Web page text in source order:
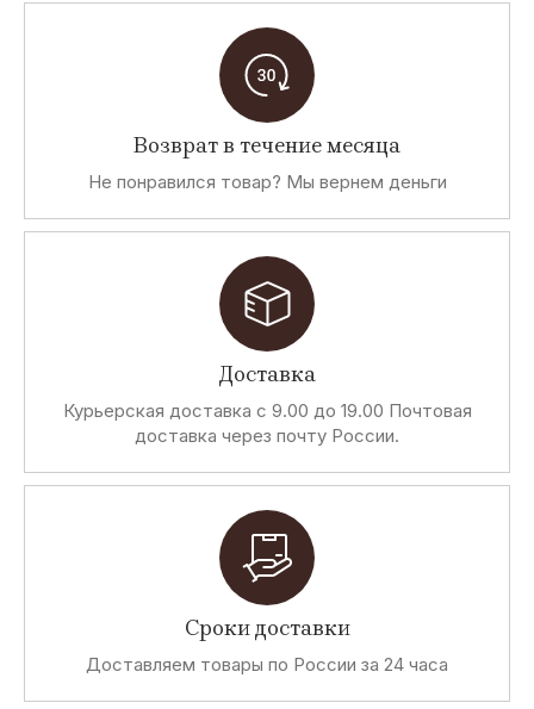
Возврат в течение месяца
Не понравился товар? Мы вернем деньги
Доставка
Курьерская доставка с 9.00 до 19.00 Почтовая
доставка через почту России.
Сроки доставки
Доставляем товары по России за 24 часа